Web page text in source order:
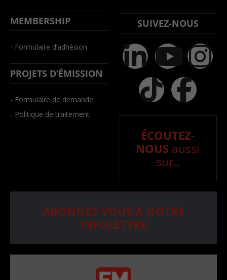
MEMBERSHIP
- Formulaire d’adhésion
PROJETS D’ÉMISSION
- Formulaire de demande
- Politique de traitement
SUIVEZ-NOUS
ÉCOUTEZ-
NOUS aussi
sur..
ABONNEZ-VOUS À NOTRE
INFOLETTRE